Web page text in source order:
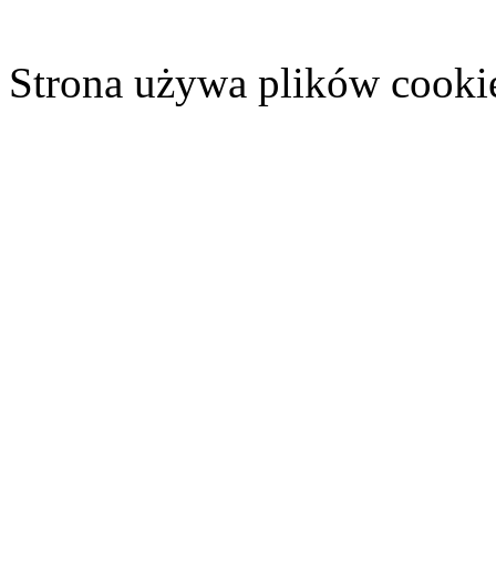
Strona używa plików